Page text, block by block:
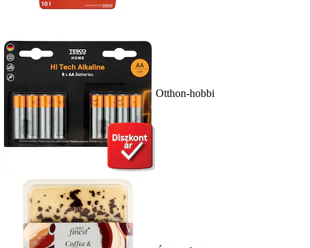
Otthon-hobbi